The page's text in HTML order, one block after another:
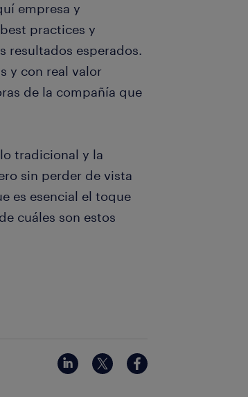
empresa y
practices y
resultados esperados.
y con real valor
de la compañía que
tradicional y la
sin perder de vista
es esencial el toque
cuáles son estos